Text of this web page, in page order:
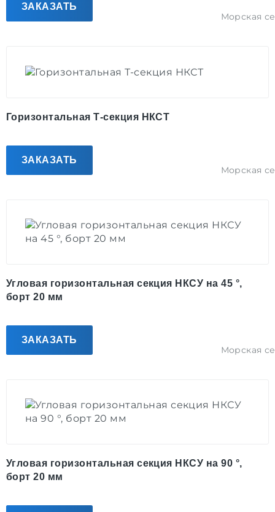
ЗАКАЗАТЬ
Морская
Горизонтальная Т-секция НКСТ
ЗАКАЗАТЬ
Морская
Угловая горизонтальная секция НКСУ на 45 °,
борт 20 мм
ЗАКАЗАТЬ
Морская
Угловая горизонтальная секция НКСУ на 90 °,
борт 20 мм